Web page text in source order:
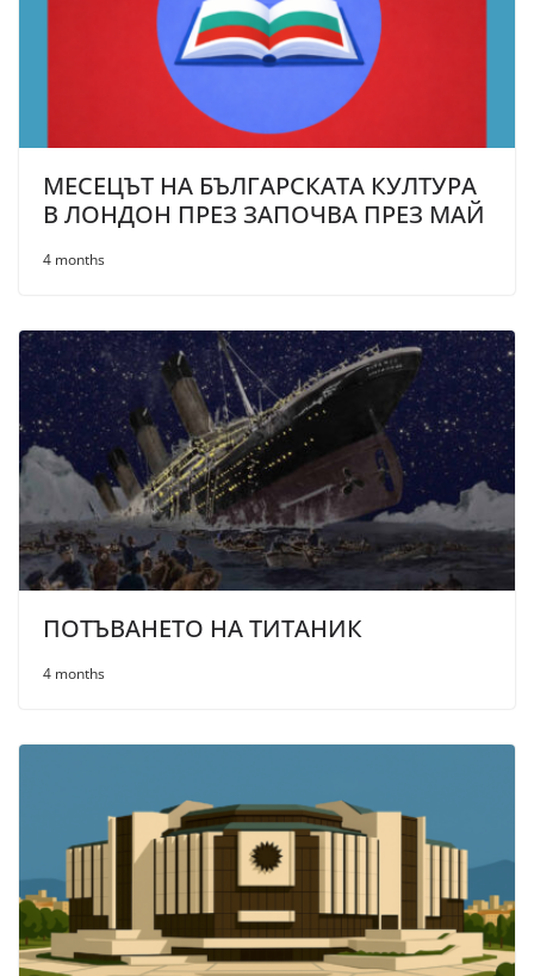
МЕСЕЦЪТ НА БЪЛГАРСКАТА КУЛТУРА
В ЛОНДОН ПРЕЗ ЗАПОЧВА ПРЕЗ МАЙ
4 months
ПОТЪВАНЕТО НА ТИТАНИК
4 months